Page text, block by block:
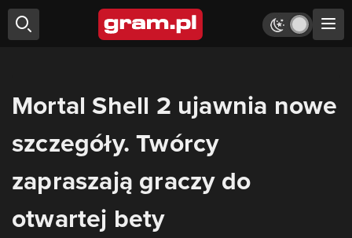
Mortal Shell 2 ujawnia nowe
szczegóły. Twórcy
zapraszają graczy do
otwartej bety